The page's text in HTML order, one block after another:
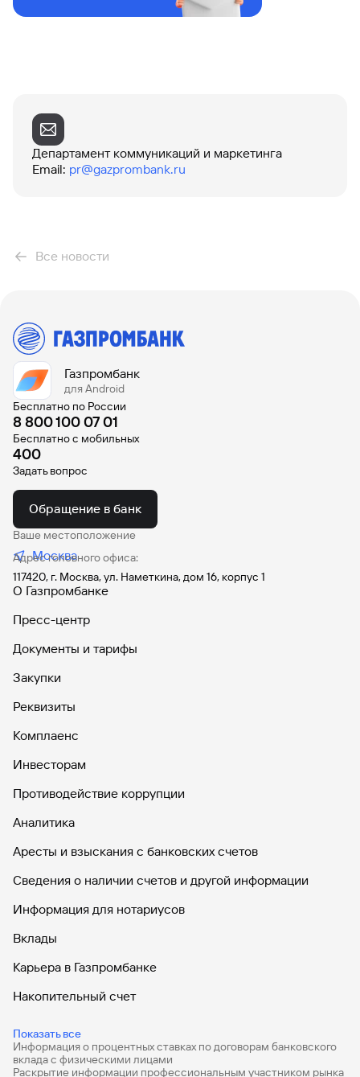
Все новости
Email: pr@gazprombank.ru
Департамент коммуникаций и маркетинга
Газпромбанк
для Android
Бесплатно по России
8 800 100 07 01
Бесплатно с мобильных
400
Задать вопрос
Обращение в банк
Ваше местоположение
Москва
Адрес головного офиса:
117420, г. Москва, ул. Наметкина, дом 16, корпус 1
О Газпромбанке
Пресс-центр
Документы и тарифы
Закупки
Реквизиты
Комплаенс
Инвесторам
Противодействие коррупции
Аналитика
Аресты и взыскания с банковских счетов
Сведения о наличии счетов и другой информации
Информация для нотариусов
Вклады
Карьера в Газпромбанке
Накопительный счет
Показать все
Дебетовые карты с бесплатным обслуживанием
Информация о процентных ставках по договорам банковского
вклада с физическими лицами
Раскрытие информации профессиональным участником рынка